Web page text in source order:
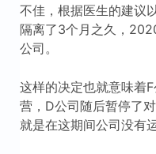
不佳，根据医生的建议
隔离了3个月之久，
公司。
这样的决定也就意味着
营，D公司随后暂停了
就是在这期间公司没有运